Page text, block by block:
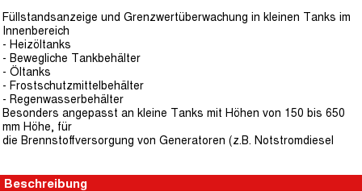
Füllstandsanzeige und Grenzwertüberwachung in kleinen Tanks im
Innenbereich
- Heizöltanks
- Bewegliche Tankbehälter
- Öltanks
- Frostschutzmittelbehälter
- Regenwasserbehälter
Besonders angepasst an kleine Tanks mit Höhen von 150 bis 650
mm Höhe, für
die Brennstoffversorgung von Generatoren (z.B. Notstromdiesel
Beschreibung